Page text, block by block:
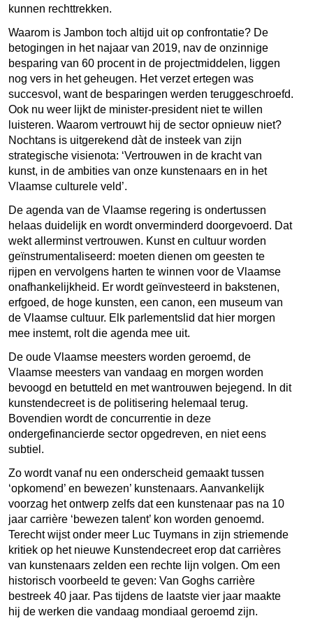
kunnen rechttrekken.
Waarom is Jambon toch altijd uit op confrontatie? De
betogingen in het najaar van 2019, nav de onzinnige
besparing van 60 procent in de projectmiddelen, liggen
nog vers in het geheugen. Het verzet ertegen was
succesvol, want de besparingen werden teruggeschroefd.
Ook nu weer lijkt de minister-president niet te willen
luisteren. Waarom vertrouwt hij de sector opnieuw niet?
Nochtans is uitgerekend dàt de insteek van zijn
strategische visienota: ‘Vertrouwen in de kracht van
kunst, in de ambities van onze kunstenaars en in het
Vlaamse culturele veld’.
De agenda van de Vlaamse regering is ondertussen
helaas duidelijk en wordt onverminderd doorgevoerd. Dat
wekt allerminst vertrouwen. Kunst en cultuur worden
geïnstrumentaliseerd: moeten dienen om geesten te
rijpen en vervolgens harten te winnen voor de Vlaamse
onafhankelijkheid. Er wordt geïnvesteerd in bakstenen,
erfgoed, de hoge kunsten, een canon, een museum van
de Vlaamse cultuur. Elk parlementslid dat hier morgen
mee instemt, rolt die agenda mee uit.
De oude Vlaamse meesters worden geroemd, de
Vlaamse meesters van vandaag en morgen worden
bevoogd en betutteld en met wantrouwen bejegend. In dit
kunstendecreet is de politisering helemaal terug.
Bovendien wordt de concurrentie in deze
ondergefinancierde sector opgedreven, en niet eens
subtiel.
Zo wordt vanaf nu een onderscheid gemaakt tussen
‘opkomend’ en bewezen’ kunstenaars. Aanvankelijk
voorzag het ontwerp zelfs dat een kunstenaar pas na 10
jaar carrière ‘bewezen talent’ kon worden genoemd.
Terecht wijst onder meer Luc Tuymans in zijn striemende
kritiek op het nieuwe Kunstendecreet erop dat carrières
van kunstenaars zelden een rechte lijn volgen. Om een
historisch voorbeeld te geven: Van Goghs carrière
bestreek 40 jaar. Pas tijdens de laatste vier jaar maakte
hij de werken die vandaag mondiaal geroemd zijn.